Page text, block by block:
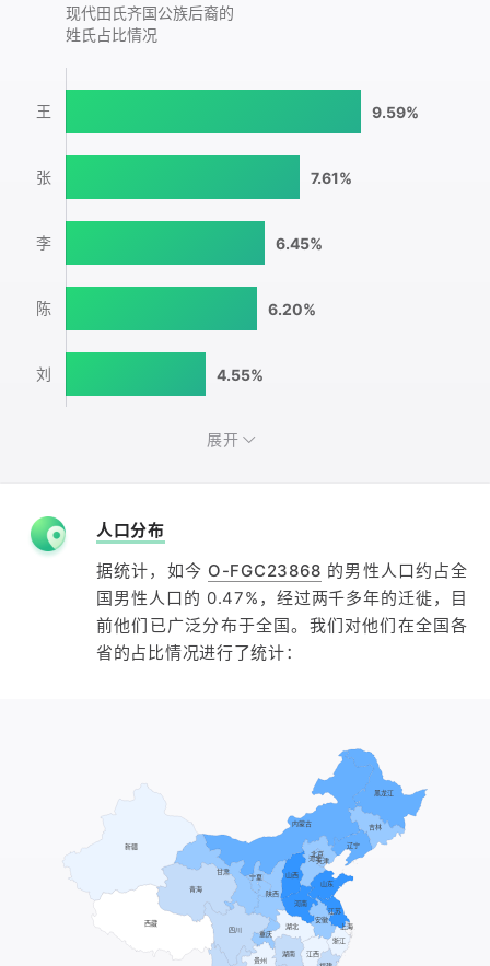
现代田氏齐国公族后裔的
姓氏占比情况
9.59%
王
7.61%
张
6.45%
李
6.20%
陈
4.55%
刘
展开
人口分布
据统计，如今 O-FGC23868 的男性人口约占全
国男性人口的 0.47%，经过两千多年的迁徙，目
前他们已广泛分布于全国。我们对他们在全国各
省的占比情况进行了统计：